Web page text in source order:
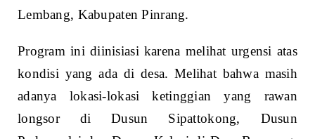
Lembang, Kabupaten Pinrang.
Program ini diinisiasi karena melihat urgensi atas
kondisi yang ada di desa. Melihat bahwa masih
adanya lokasi-lokasi ketinggian yang rawan
longsor di Dusun Sipattokong, Dusun